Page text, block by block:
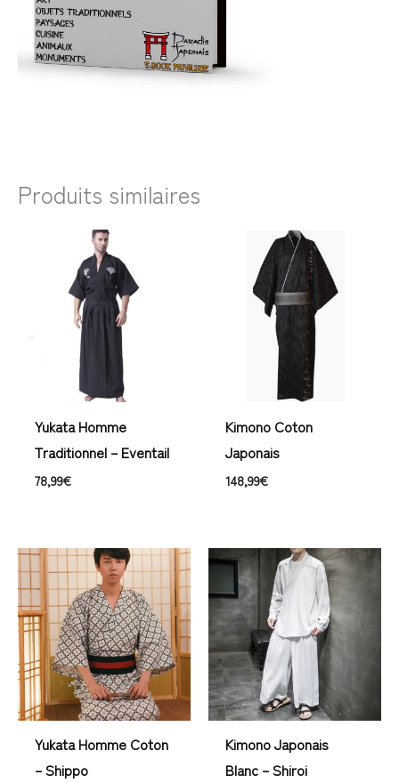
Produits similaires
Yukata Homme
Traditionnel – Eventail
78,99€
Kimono Coton
Japonais
148,99€
Yukata Homme Coton
– Shippo
Kimono Japonais
Blanc – Shiroi